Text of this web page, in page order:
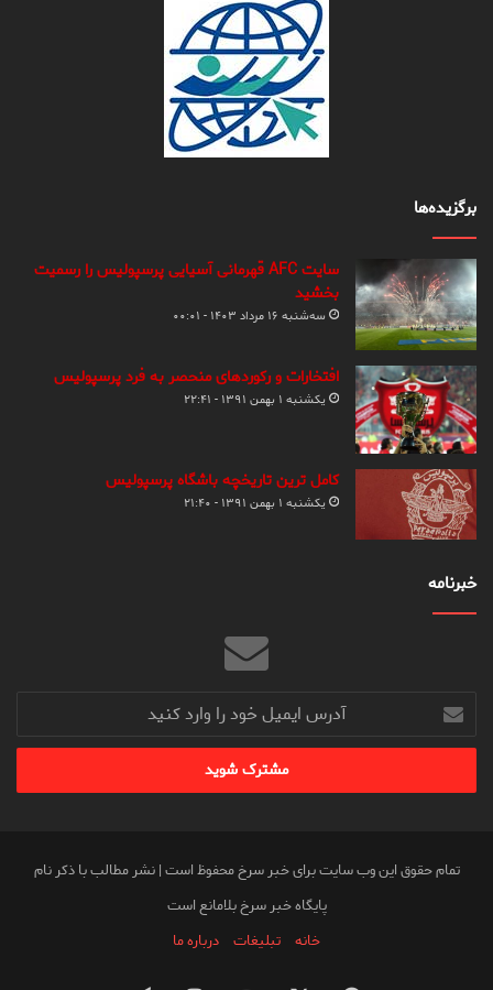
برگزیده‌ها
سایت AFC قهرمانی آسیایی پرسپولیس را رسمیت
بخشید
سه‌شنبه ۱۶ مرداد ۱۴۰۳ - ۰۰:۰۱
افتخارات و رکوردهای منحصر به فرد پرسپولیس
یکشنبه ۱ بهمن ۱۳۹۱ - ۲۲:۴۱
کامل ترین تاریخچه باشگاه پرسپولیس
یکشنبه ۱ بهمن ۱۳۹۱ - ۲۱:۴۰
خبرنامه
آدرس
ایمیل
خود
وارد
تمام حقوق این وب سایت برای خبر سرخ محفوظ است | نشر مطالب با ذکر نام
پایگاه خبر سرخ بلامانع است
خانه
تبلیغات درباره ما